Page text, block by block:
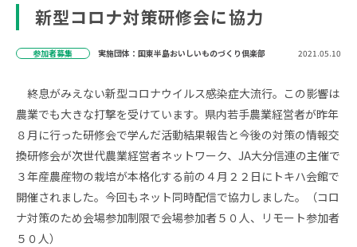
新型コロナ対策研修会に協力
参加者募集 実施団体：国東半島おいしいものづくり倶楽部 2021.05.10
終息がみえない新型コロナウイルス感染症大流行。この影響は
農業でも大きな打撃を受けています。県内若手農業経営者が昨年
８月に行った研修会で学んだ活動結果報告と今後の対策の情報交
換研修会が次世代農業経営者ネットワーク、JA大分信連の主催で
３年産農産物の栽培が本格化する前の４月２２日にトキハ会館で
開催されました。今回もネット同時配信で協力しました。（コロ
ナ対策のため会場参加制限で会場参加者５０人、リモート参加者
５０人）